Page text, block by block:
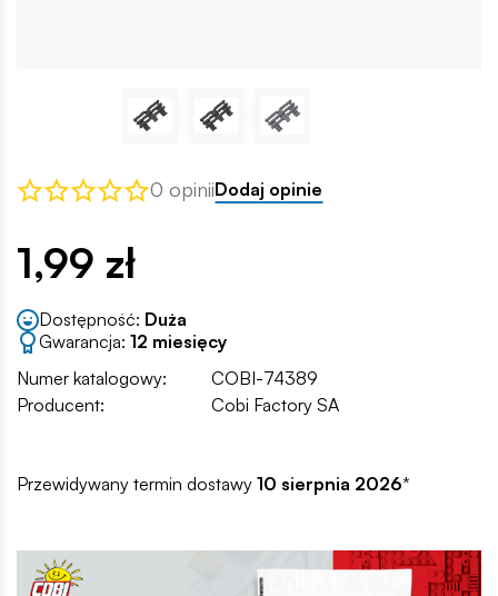
0 opiniiDodaj opinie
1,99 zł
Dostępność: Duża
Gwarancja: 12 miesięcy
Numer katalogowy:
COBI-74389
Producent:
Cobi Factory SA
Przewidywany termin dostawy 10 sierpnia 2026*